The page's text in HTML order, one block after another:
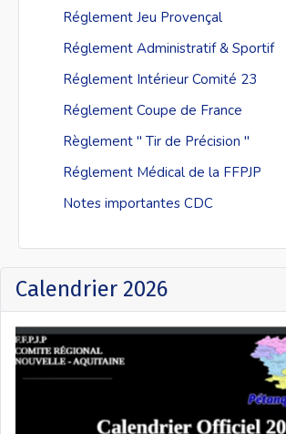
Réglement Jeu Provençal
Réglement Administratif & Sportif
Réglement Intérieur Comité 23
Réglement Coupe de France
Règlement " Tir de Précision "
Réglement Médical de la FFPJP
Notes importantes CDC
Calendrier 2026